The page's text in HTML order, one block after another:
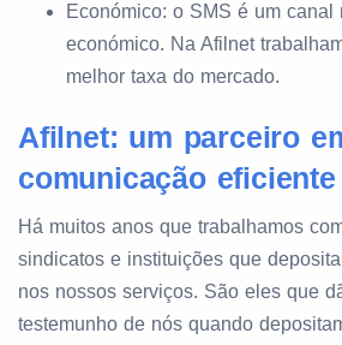
Económico: o SMS é um canal
económico. Na Afilnet
melhor taxa do mercado.
Afilnet: um parceiro
comunicação eficiente
Há muitos anos que trabalhamos
sindicatos e instituições que
nos nossos serviços. São eles que
testemunho de nós quando